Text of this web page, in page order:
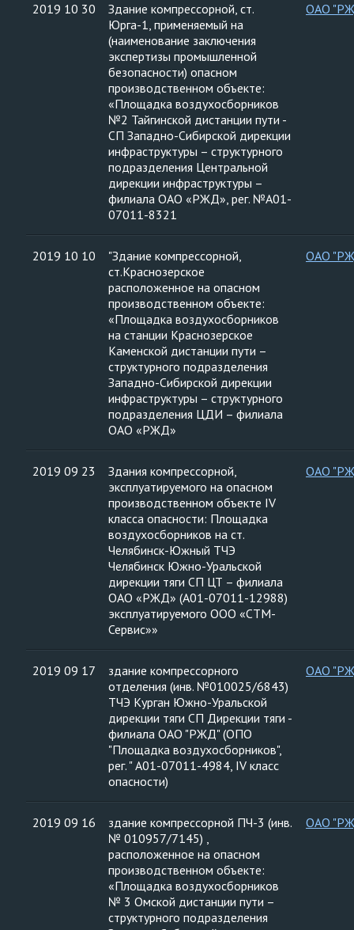
2019 10 30
Здание компрессорной, ст.
Юрга-1, применяемый на
(наименование заключения
экспертизы промышленной
безопасности) опасном
производственном объекте:
«Площадка воздухосборников
№2 Тайгинской дистанции пути -
СП Западно-Сибирской дирекции
инфраструктуры – структурного
подразделения Центральной
дирекции инфраструктуры –
филиала ОАО «РЖД», рег. №А01-
07011-8321
ОАО
2019 10 10
"Здание компрессорной,
ст.Краснозерское
расположенное на опасном
производственном объекте:
«Площадка воздухосборников
на станции Краснозерское
Каменской дистанции пути –
структурного подразделения
Западно-Сибирской дирекции
инфраструктуры – структурного
подразделения ЦДИ – филиала
ОАО «РЖД»
ОАО
2019 09 23
Здания компрессорной,
эксплуатируемого на опасном
производственном объекте IV
класса опасности: Площадка
воздухосборников на ст.
Челябинск-Южный ТЧЭ
Челябинск Южно-Уральской
дирекции тяги СП ЦТ – филиала
ОАО «РЖД» (А01-07011-12988)
эксплуатируемого ООО «СТМ-
Сервис»»
ОАО
2019 09 17
здание компрессорного
отделения (инв. №010025/6843)
ТЧЭ Курган Южно-Уральской
дирекции тяги СП Дирекции тяги -
филиала ОАО "РЖД" (ОПО
"Площадка воздухосборников",
рег. " А01-07011-4984, IV класс
опасности)
ОАО
2019 09 16
здание компрессорной ПЧ-3 (инв.
№ 010957/7145) ,
расположенное на опасном
производственном объекте:
«Площадка воздухосборников
№ 3 Омской дистанции пути –
структурного подразделения
ОАО